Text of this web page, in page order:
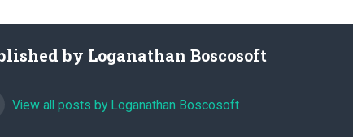
by Loganathan Boscosoft
View all posts by Loganathan Boscosoft